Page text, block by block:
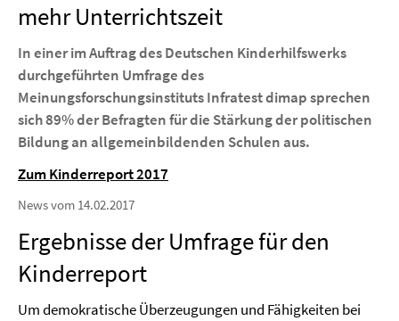
mehr Unterrichtszeit
In einer im Auftrag des Deutschen Kinderhilfswerks
durchgeführten Umfrage des
Meinungsforschungsinstituts Infratest dimap sprechen
sich 89% der Befragten für die Stärkung der politischen
Bildung an allgemeinbildenden Schulen aus.
Zum Kinderreport 2017
News vom 14.02.2017
Ergebnisse der Umfrage für den
Kinderreport
Um demokratische Überzeugungen und Fähigkeiten bei